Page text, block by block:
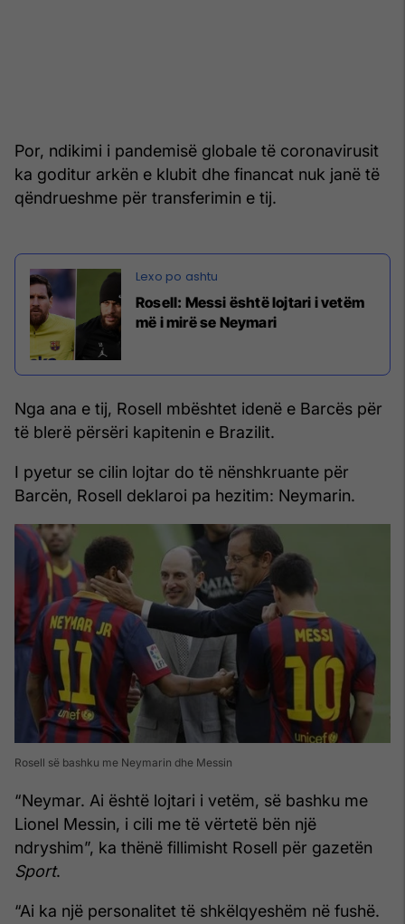
Por, ndikimi i pandemisë globale të coronavirusit
ka goditur arkën e klubit dhe financat nuk janë të
qëndrueshme për transferimin e tij.
Rosell: Messi është lojtari i vetëm
më i mirë se Neymari
Nga ana e tij, Rosell mbështet idenë e Barcës për
të blerë përsëri kapitenin e Brazilit.
I pyetur se cilin lojtar do të nënshkruante për
Barcën, Rosell deklaroi pa hezitim: Neymarin.
Rosell së bashku me Neymarin dhe Messin
“Neymar. Ai është lojtari i vetëm, së bashku me
Lionel Messin, i cili me të vërtetë bën një
ndryshim”, ka thënë fillimisht Rosell për gazetën
Sport.
“Ai ka një personalitet të shkëlqyeshëm në fushë.